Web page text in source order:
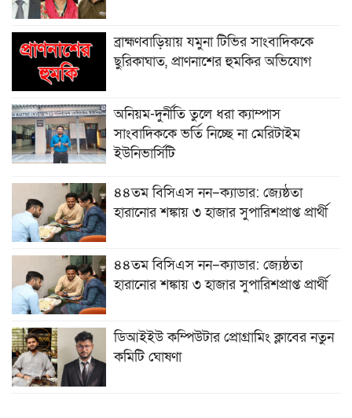
ব্রাহ্মণবাড়িয়ায় যমুনা টিভির সাংবাদিককে
ছুরিকাঘাত, প্রাণনাশের হুমকির অভিযোগ
অনিয়ম-দুর্নীতি তুলে ধরা ক্যাম্পাস
সাংবাদিককে ভর্তি নিচ্ছে না মেরিটাইম
ইউনিভার্সিটি
৪৪তম বিসিএস নন–ক্যাডার: জ্যেষ্ঠতা
হারানোর শঙ্কায় ৩ হাজার সুপারিশপ্রাপ্ত প্রার্থী
৪৪তম বিসিএস নন–ক্যাডার: জ্যেষ্ঠতা
হারানোর শঙ্কায় ৩ হাজার সুপারিশপ্রাপ্ত প্রার্থী
ডিআইইউ কম্পিউটার প্রোগ্রামিং ক্লাবের নতুন
কমিটি ঘোষণা